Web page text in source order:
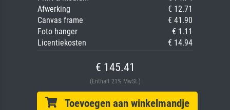
Afwerking
€ 12.71
Canvas frame
€ 41.90
Foto hanger
€ 1.11
Licentiekosten
€ 14.94
€ 145.41
(Enthält 21% MwSt.)
Toevoegen aan winkelmandje